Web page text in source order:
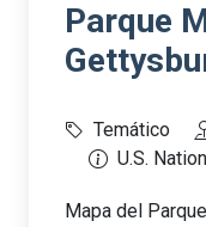
Parque
Temático
U.S.
Mapa del